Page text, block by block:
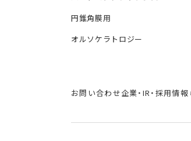
円錐角膜用
オルソケラトロジー
お問い合わせ企業・IR・採用情報